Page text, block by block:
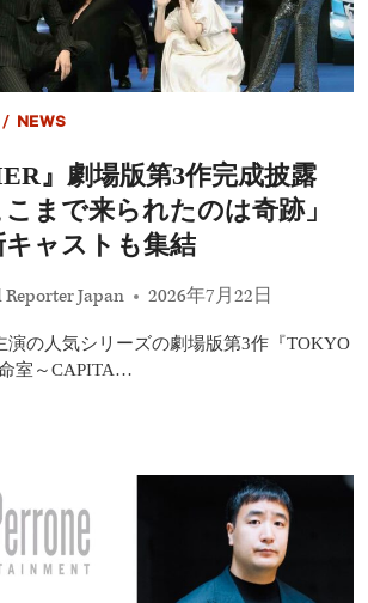
/ NEWS
』劇場版第3作完成披露
まで来られたのは奇跡」
ャストも集結
Japan 2026年7月22日
演の人気シリーズの劇場版第3作『TOKYO
室～CAPITA…